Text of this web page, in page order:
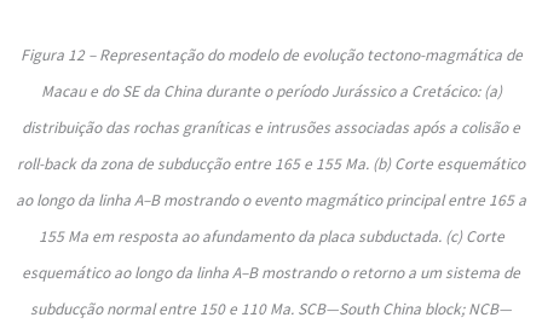
Figura 12 – Representação do modelo de evolução tectono-magmática de
Macau e do SE da China durante o período Jurássico a Cretácico: (a)
distribuição das rochas graníticas e intrusões associadas após a colisão e
roll-back da zona de subducção entre 165 e 155 Ma. (b) Corte esquemático
ao longo da linha A–B mostrando o evento magmático principal entre 165 a
155 Ma em resposta ao afundamento da placa subductada. (c) Corte
esquemático ao longo da linha A–B mostrando o retorno a um sistema de
subducção normal entre 150 e 110 Ma. SCB—South China block; NCB—